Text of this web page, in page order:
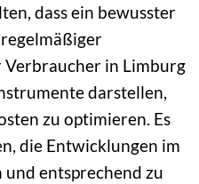
dass ein bewusster
Verbraucher in Limburg
darstellen,
zu optimieren. Es
die Entwicklungen im
entsprechend zu